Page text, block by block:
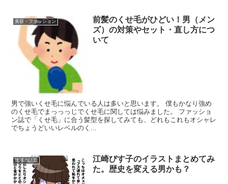
美容・ファッション
前髪のくせ毛がひどい！男（メン
ズ）の対策やセット・直し方につ
いて
男で強いくせ毛に悩んでいる人は多いと思います。 僕もかなり強め
のくせ毛でまっっっじでくせ毛に関しては悩みました。 ファッショ
ン誌で「くせ毛」に合う髪型を探してみても、どれもこれもオシャレ
でちょうどいいレベルのく...
地域の話題
江崎びす子のイラストまとめてみ
た。歴史を変える男かも？